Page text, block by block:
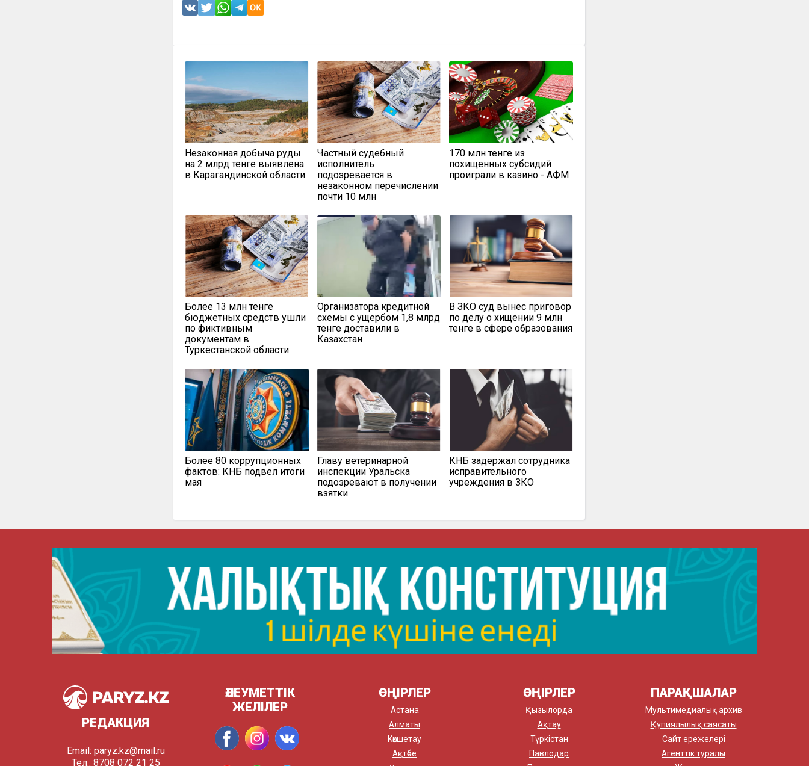
Незаконная добыча руды
на 2 млрд тенге выявлена
в Карагандинской области
Частный судебный
исполнитель
подозревается в
незаконном перечислении
почти 10 млн
170 млн тенге из
похищенных субсидий
проиграли в казино - АФМ
Более 13 млн тенге
бюджетных средств ушли
по фиктивным
документам в
Туркестанской области
Организатора кредитной
схемы с ущербом 1,8 млрд
тенге доставили в
Казахстан
В ЗКО суд вынес приговор
по делу о хищении 9 млн
тенге в сфере образования
Более 80 коррупционных
фактов: КНБ подвел итоги
мая
Главу ветеринарной
инспекции Уральска
подозревают в получении
взятки
КНБ задержал сотрудника
исправительного
учреждения в ЗКО
РЕДАКЦИЯ
Email: paryz.kz@mail.ru
Тел.: 8708 072 21 25
ӘЛЕУМЕТТІК
ЖЕЛІЛЕР
ӨҢІРЛЕР
Астана
Алматы
Көкшетау
Ақтөбе
ӨҢІРЛЕР
Қызылорда
Ақтау
Түркістан
Павлодар
ПАРАҚШАЛАР
Мультимедиалық архив
Құпиялылық саясаты
Сайт ережелері
Агенттік туралы